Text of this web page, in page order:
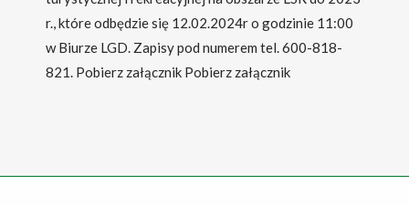
r., które odbędzie się 12.02.2024r o godzinie 11:00
w Biurze LGD. Zapisy pod numerem tel. 600-818-
821. Pobierz załącznik Pobierz załącznik